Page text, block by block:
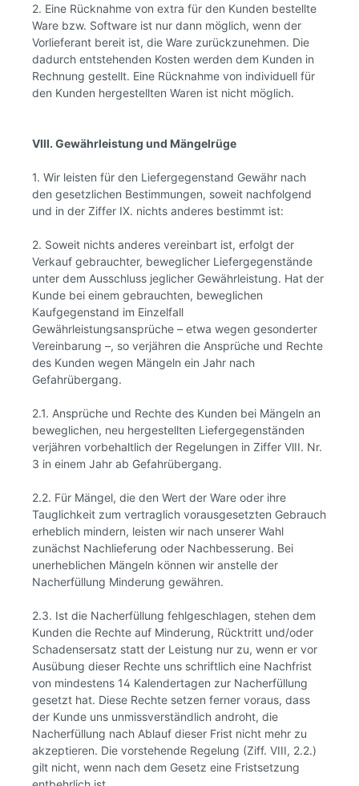
2. Eine Rücknahme von extra für den Kunden bestellte
Ware bzw. Software ist nur dann möglich, wenn der
Vorlieferant bereit ist, die Ware zurückzunehmen. Die
dadurch entstehenden Kosten werden dem Kunden in
Rechnung gestellt. Eine Rücknahme von individuell für
den Kunden hergestellten Waren ist nicht möglich.
VIlI. Gewährleistung und Mängelrüge
1. Wir leisten für den Liefergegenstand Gewähr nach
den gesetzlichen Bestimmungen, soweit nachfolgend
und in der Ziffer IX. nichts anderes bestimmt ist:
2. Soweit nichts anderes vereinbart ist, erfolgt der
Verkauf gebrauchter, beweglicher Liefergegenstände
unter dem Ausschluss jeglicher Gewährleistung. Hat der
Kunde bei einem gebrauchten, beweglichen
Kaufgegenstand im Einzelfall
Gewährleistungsansprüche – etwa wegen gesonderter
Vereinbarung –, so verjähren die Ansprüche und Rechte
des Kunden wegen Mängeln ein Jahr nach
Gefahrübergang.
2.1. Ansprüche und Rechte des Kunden bei Mängeln an
beweglichen, neu hergestellten Liefergegenständen
verjähren vorbehaltlich der Regelungen in Ziffer VlII. Nr.
3 in einem Jahr ab Gefahrübergang.
2.2. Für Mängel, die den Wert der Ware oder ihre
Tauglichkeit zum vertraglich vorausgesetzten Gebrauch
erheblich mindern, leisten wir nach unserer Wahl
zunächst Nachlieferung oder Nachbesserung. Bei
unerheblichen Mängeln können wir anstelle der
Nacherfüllung Minderung gewähren.
2.3. Ist die Nacherfüllung fehlgeschlagen, stehen dem
Kunden die Rechte auf Minderung, Rücktritt und/oder
Schadensersatz statt der Leistung nur zu, wenn er vor
Ausübung dieser Rechte uns schriftlich eine Nachfrist
von mindestens 14 Kalendertagen zur Nacherfüllung
gesetzt hat. Diese Rechte setzen ferner voraus, dass
der Kunde uns unmissverständlich androht, die
Nacherfüllung nach Ablauf dieser Frist nicht mehr zu
akzeptieren. Die vorstehende Regelung (Ziff. VIII, 2.2.)
gilt nicht, wenn nach dem Gesetz eine Fristsetzung